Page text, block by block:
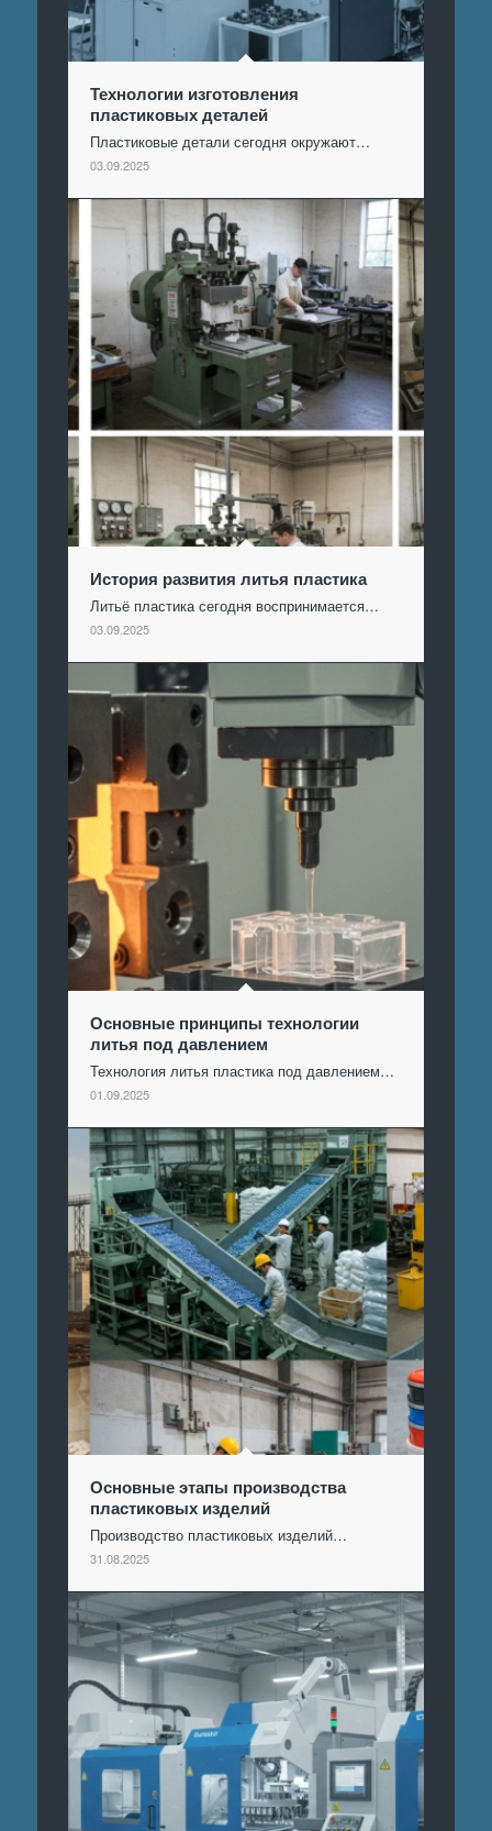
Технологии изготовления
пластиковых деталей
Пластиковые детали сегодня окружают…
03.09.2025
История развития литья пластика
Литьё пластика сегодня воспринимается…
03.09.2025
Основные принципы технологии
литья под давлением
Технология литья пластика под давлением…
01.09.2025
Основные этапы производства
пластиковых изделий
Производство пластиковых изделий…
31.08.2025